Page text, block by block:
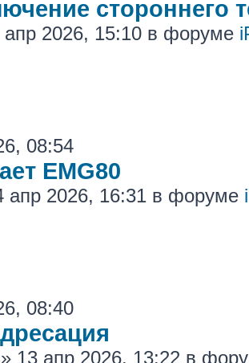
стороннего
2026, 15:10 в форуме
08:54
EMG80
апр 2026, 16:31 в форуме
08:40
» 13 апр 2026, 13:22 в